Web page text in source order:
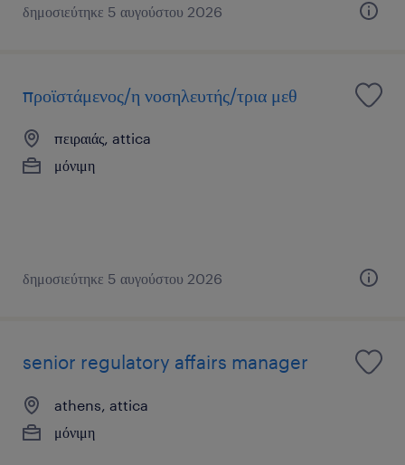
δημοσιεύτηκε 5 αυγούστου 2026
προϊστάμενος/η νοσηλευτής/τρια μεθ
πειραιάς, attica
μόνιμη
δημοσιεύτηκε 5 αυγούστου 2026
senior regulatory affairs manager
athens, attica
μόνιμη